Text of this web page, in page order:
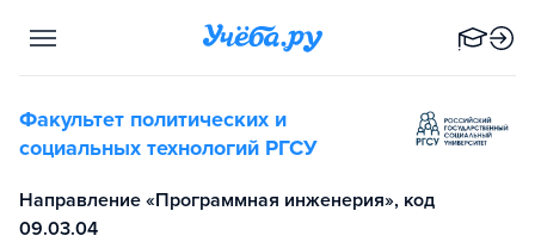
Факультет политических и
социальных технологий РГСУ
Направление «Программная инженерия», код
09.03.04